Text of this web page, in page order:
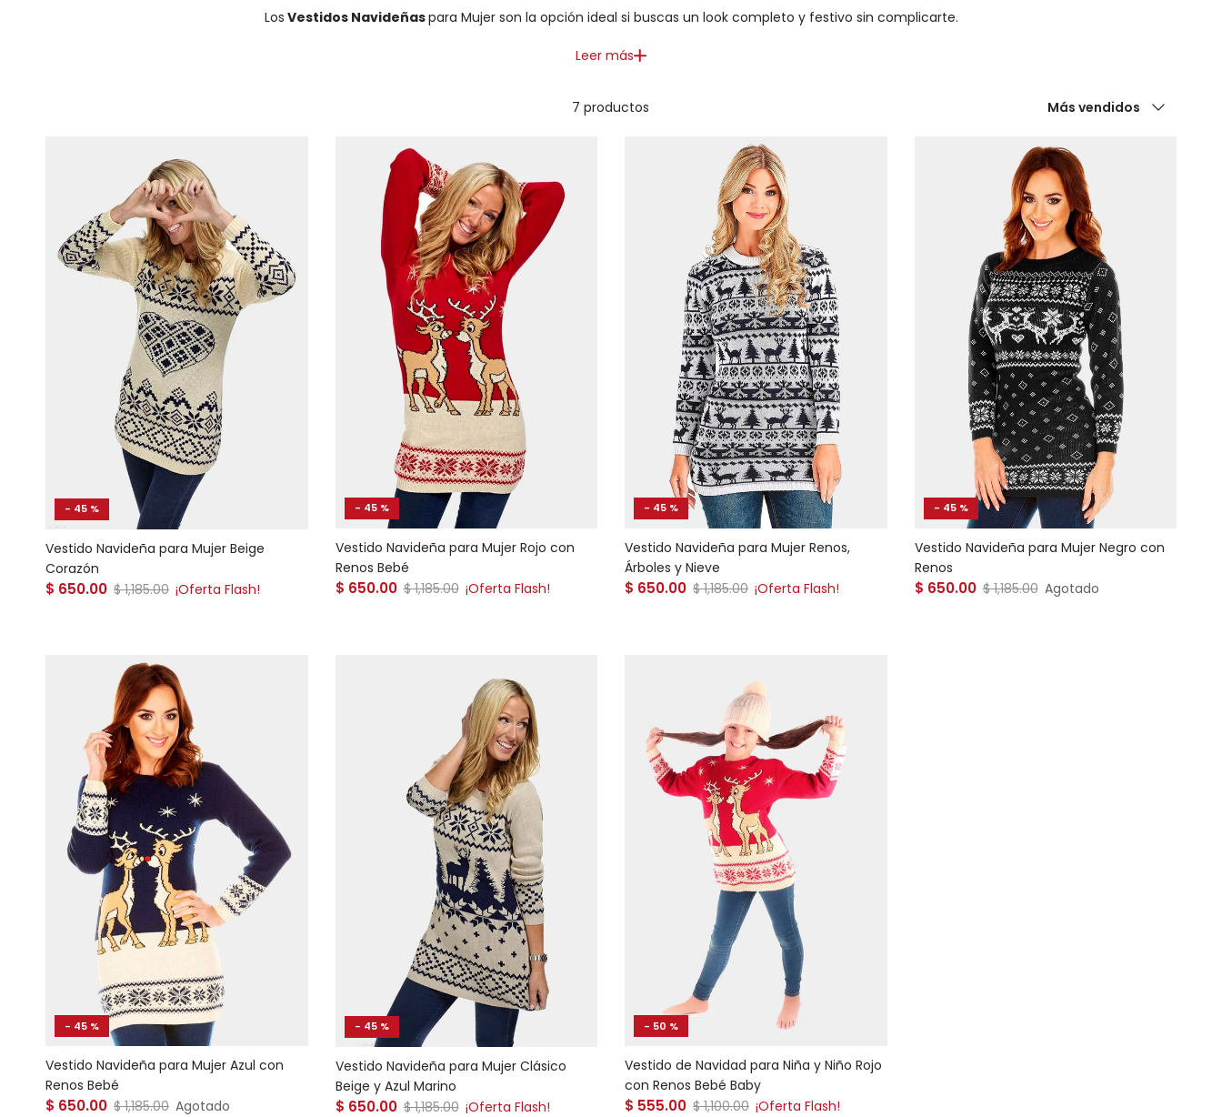
Los Vestidos Navideñaspara Mujer son la opción ideal si buscas un look completo y festivo sin complicarte.
Leer más
7 productos
Ordenar por
Más vendidos
- 45 %
Vestido Navideña para Mujer Beige
Corazón
Precio de venta
$ 650.00 Precio normal
$ 1,185.00 ¡Oferta Flash!
- 45 %
Vestido Navideña para Mujer Rojo con
Renos Bebé
Precio de venta
$ 650.00 Precio normal
$ 1,185.00 ¡Oferta Flash!
- 45 %
Vestido Navideña para Mujer Renos,
Árboles y Nieve
Precio de venta
$ 650.00 Precio normal
$ 1,185.00 ¡Oferta Flash!
- 45 %
Vestido Navideña para Mujer Negro con
Renos
Precio de venta
$ 650.00 Precio normal
$ 1,185.00 Agotado
- 45 %
Vestido Navideña para Mujer Azul con
Renos Bebé
Precio de venta
$ 650.00 Precio normal
$ 1,185.00 Agotado
- 45 %
Vestido Navideña para Mujer Clásico
Beige y Azul Marino
Precio de venta
$ 650.00 Precio normal
$ 1,185.00 ¡Oferta Flash!
- 50 %
Vestido de Navidad para Niña y Niño Rojo
con Renos Bebé Baby
Precio de venta
$ 555.00 Precio normal
$ 1,100.00 ¡Oferta Flash!